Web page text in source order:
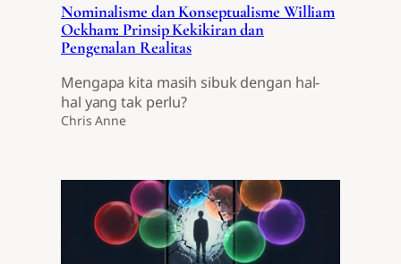
Nominalisme dan Konseptualisme William
Ockham: Prinsip Kekikiran dan
Pengenalan Realitas
Mengapa kita masih sibuk dengan hal-
hal yang tak perlu?
Chris Anne